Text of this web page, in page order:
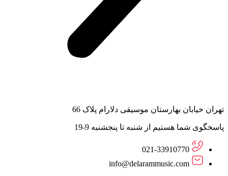
تهران خیابان بهارستان موسیقی دلارام پلاک 66
پاسخگوی شما هستیم از شنبه تا پنجشنبه 9-19
021-33910770
info@delarammusic.com